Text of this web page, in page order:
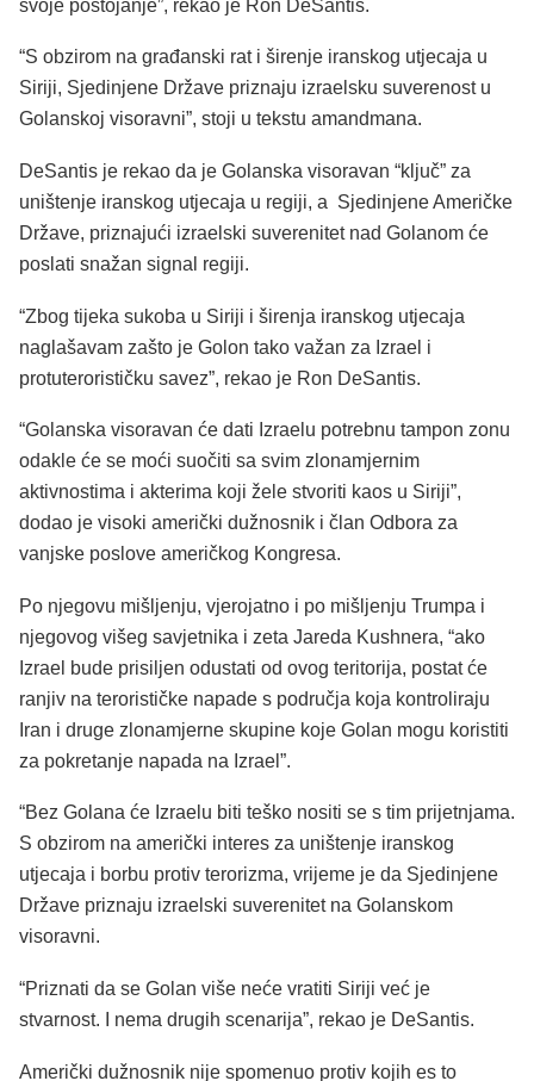
svoje postojanje”, rekao je Ron DeSantis.
“S obzirom na građanski rat i širenje iranskog utjecaja u
Siriji, Sjedinjene Države priznaju izraelsku suverenost u
Golanskoj visoravni”, stoji u tekstu amandmana.
DeSantis je rekao da je Golanska visoravan “ključ” za
uništenje iranskog utjecaja u regiji, a Sjedinjene Američke
Države, priznajući izraelski suverenitet nad Golanom će
poslati snažan signal regiji.
“Zbog tijeka sukoba u Siriji i širenja iranskog utjecaja
naglašavam zašto je Golon tako važan za Izrael i
protuterorističku savez”, rekao je Ron DeSantis.
“Golanska visoravan će dati Izraelu potrebnu tampon zonu
odakle će se moći suočiti sa svim zlonamjernim
aktivnostima i akterima koji žele stvoriti kaos u Siriji”,
dodao je visoki američki dužnosnik i član Odbora za
vanjske poslove američkog Kongresa.
Po njegovu mišljenju, vjerojatno i po mišljenju Trumpa i
njegovog višeg savjetnika i zeta Jareda Kushnera, “ako
Izrael bude prisiljen odustati od ovog teritorija, postat će
ranjiv na terorističke napade s područja koja kontroliraju
Iran i druge zlonamjerne skupine koje Golan mogu koristiti
za pokretanje napada na Izrael”.
“Bez Golana će Izraelu biti teško nositi se s tim prijetnjama.
S obzirom na američki interes za uništenje iranskog
utjecaja i borbu protiv terorizma, vrijeme je da Sjedinjene
Države priznaju izraelski suverenitet na Golanskom
visoravni.
“Priznati da se Golan više neće vratiti Siriji već je
stvarnost. I nema drugih scenarija”, rekao je DeSantis.
Američki dužnosnik nije spomenuo protiv kojih es to